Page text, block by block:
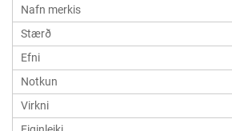
Nafn merkis
Stærð
Efni
Notkun
Virkni